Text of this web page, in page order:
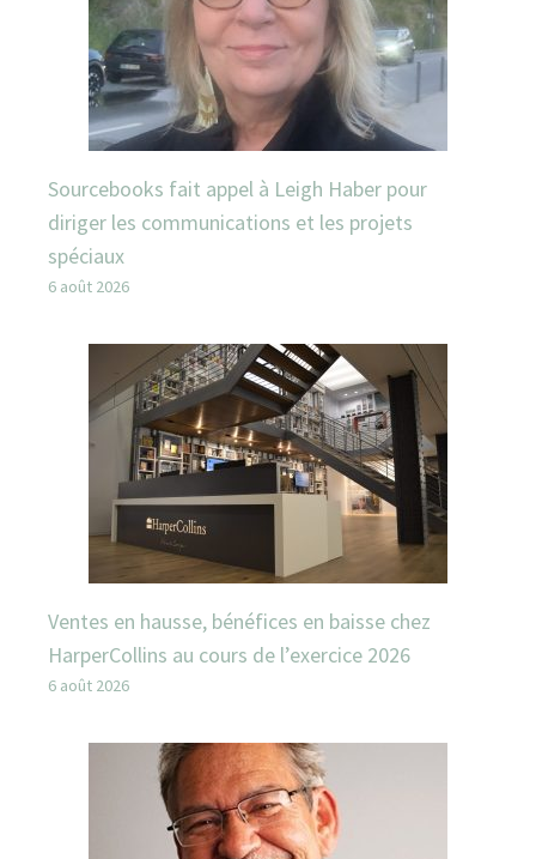
Sourcebooks fait appel à Leigh Haber pour
diriger les communications et les projets
spéciaux
6 août 2026
Ventes en hausse, bénéfices en baisse chez
HarperCollins au cours de l’exercice 2026
6 août 2026